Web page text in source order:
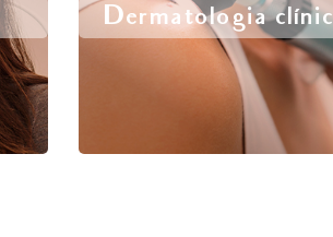
Dermatologia